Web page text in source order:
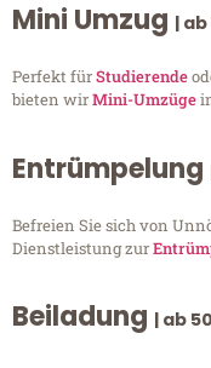
Mini Umzug |
Perfekt fürStudierende
bieten wirMini-Umzüge
Entrümpelung
Befreien Sie sich von
Dienstleistung zur
Beiladung | ab